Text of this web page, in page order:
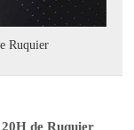
Ruquier
de Ruquier